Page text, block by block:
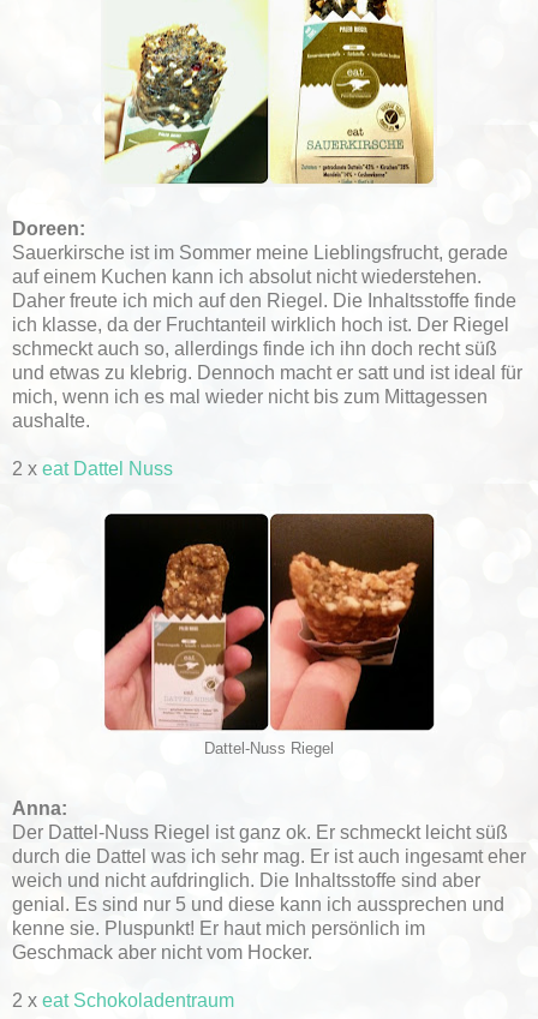
Doreen:
Sauerkirsche ist im Sommer meine Lieblingsfrucht, gerade
auf einem Kuchen kann ich absolut nicht wiederstehen.
Daher freute ich mich auf den Riegel. Die Inhaltsstoffe finde
ich klasse, da der Fruchtanteil wirklich hoch ist. Der Riegel
schmeckt auch so, allerdings finde ich ihn doch recht süß
und etwas zu klebrig. Dennoch macht er satt und ist ideal für
mich, wenn ich es mal wieder nicht bis zum Mittagessen
aushalte.
2 x eat Dattel Nuss
Dattel-Nuss Riegel
Anna:
Der Dattel-Nuss Riegel ist ganz ok. Er schmeckt leicht süß
durch die Dattel was ich sehr mag. Er ist auch ingesamt eher
weich und nicht aufdringlich. Die Inhaltsstoffe sind aber
genial. Es sind nur 5 und diese kann ich aussprechen und
kenne sie. Pluspunkt! Er haut mich persönlich im
Geschmack aber nicht vom Hocker.
2 x eat Schokoladentraum